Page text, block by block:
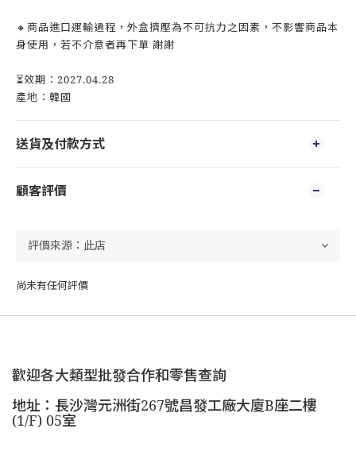
🔸️商品進口運輸過程，外盒擠壓為不可抗力之因素，不影響商品本
身使用，若不介意者再下單 謝謝
⏳效期：2027.04.28
產地：韓國
送貨及付款方式
顧客評價
尚未有任何評價
歡迎各大類型批發合作和零售查詢
地址：長沙灣元洲街267號昌發工廠大廈B座二樓
(1/F) 05室